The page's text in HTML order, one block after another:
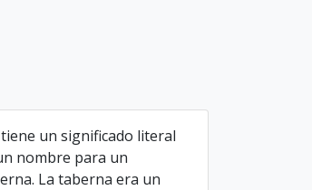
un significado literal
nombre para un
La taberna era un